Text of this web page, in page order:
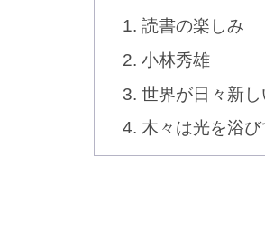
読書の楽しみ
小林秀雄
世界が日々新し
木々は光を浴び